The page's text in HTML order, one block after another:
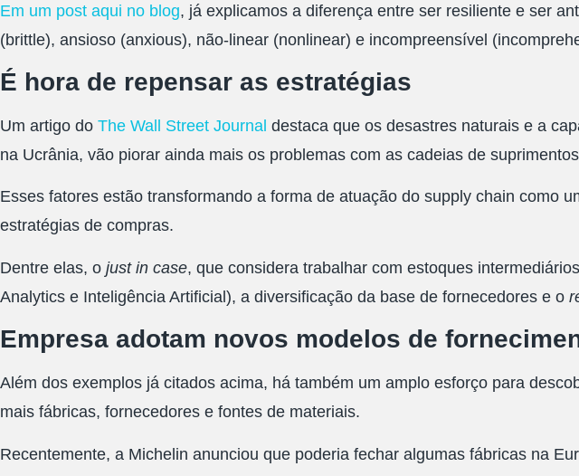
Em um post aqui no blog, já explicamos a diferença entre ser resiliente e ser
(brittle), ansioso (anxious), não-linear (nonlinear) e incompreensível
É hora de repensar as estratégias
Um artigo do The Wall Street Journal destaca que os desastres naturais e a
na Ucrânia, vão piorar ainda mais os problemas com as cadeias de
Esses fatores estão transformando a forma de atuação do supply chain como
estratégias de compras.
Dentre elas, o just in case, que considera trabalhar com estoques
Analytics e Inteligência Artificial), a diversificação da base de fornecedores e o
Empresa adotam novos modelos de
Além dos exemplos já citados acima, há também um amplo esforço para
mais fábricas, fornecedores e fontes de materiais.
Recentemente, a Michelin anunciou que poderia fechar algumas fábricas na